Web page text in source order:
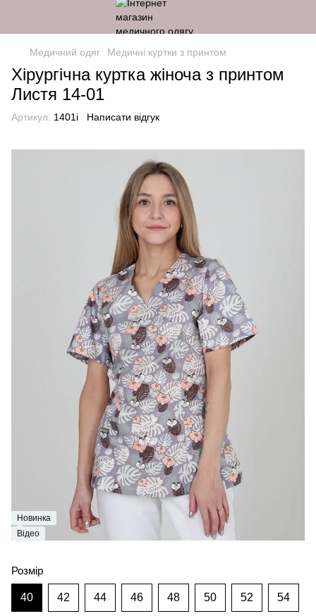
Медичний одяг Медичні куртки з принтом
Хірургічна куртка жіноча з принтом
Листя 14-01
Артикул: 1401i Написати відгук
Новинка
Відео
Розмір
40 42 44 46 48 50 52 54